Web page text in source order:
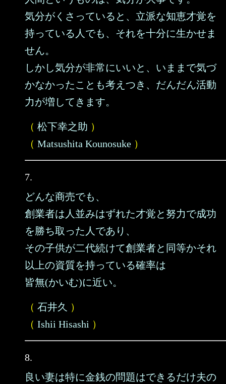
気分がくさっていると、立派な知恵才覚を
持っている人でも、それを十分に生かせま
せん。
しかし気分が非常にいいと、いままで気づ
かなかったことも考えつき、だんだん活動
力が増してきます。
（ 松下幸之助 ）
（ Matsushita Kounosuke ）
7.
どんな商売でも、
創業者は人並みはずれた才覚と努力で成功
を勝ち取った人であり、
その子供が二代続けて創業者と同等かそれ
以上の資質を持っている確率は
皆無(かいむ)に近い。
（ 石井久 ）
（ Ishii Hisashi ）
8.
良い妻は特に金銭の問題はできるだけ夫の